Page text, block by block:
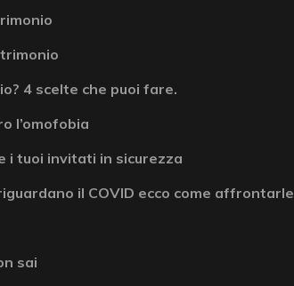
4 scelte che puoi fare.
l’omofobia
i tuoi invitati in sicurezza
il COVID ecco come affrontarle
sai